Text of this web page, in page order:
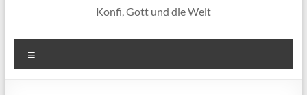
Konfi, Gott und die Welt